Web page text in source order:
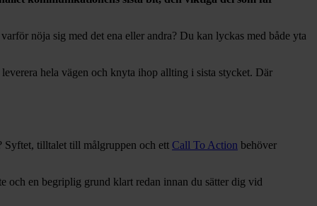
nöja sig med det ena eller andra? Du kan lyckas med både yta
hela vägen och knyta ihop allting i sista stycket. Där
Syftet, tilltalet till målgruppen och ett Call To Action behöver
och en begriplig grund klart redan innan du sätter dig vid